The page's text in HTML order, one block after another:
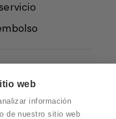
web
información
de nuestro sitio web
Venta